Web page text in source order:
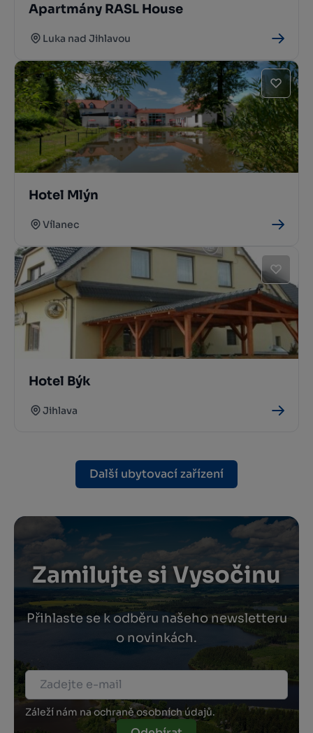
Apartmány RASL House
Luka nad Jihlavou
Hotel Mlýn
Vílanec
Hotel Býk
Jihlava
Další ubytovací zařízení
Zamilujte si Vysočinu
Přihlaste se k odběru našeho newsletteru
o novinkách.
Záleží nám na ochraně osobních údajů.